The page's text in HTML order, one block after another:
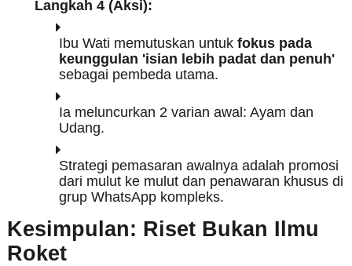
Langkah 4 (Aksi):
Ibu Wati memutuskan untuk fokus pada
keunggulan 'isian lebih padat dan penuh'
sebagai pembeda utama.
Ia meluncurkan 2 varian awal: Ayam dan
Udang.
Strategi pemasaran awalnya adalah promosi
dari mulut ke mulut dan penawaran khusus di
grup WhatsApp kompleks.
Kesimpulan: Riset Bukan Ilmu
Roket